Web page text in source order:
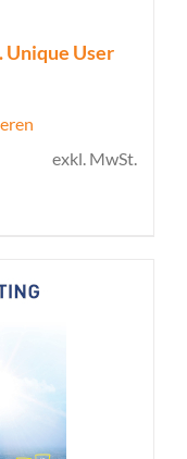
User
exkl. MwSt.